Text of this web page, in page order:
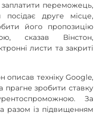
заплатити переможець,
друге місце,
його пропозицію
сказав Вінстон,
листи та закриті
описав техніку Google,
прагне зробити ставку
За
разом із підвищенням